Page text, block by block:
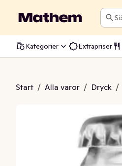
Sök
Kategorier Extrapriser
Start / Alla varor / Dryck /
Tonic